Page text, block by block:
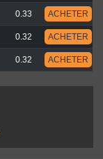
0.33 ACHETER
0.32 ACHETER
0.32 ACHETER